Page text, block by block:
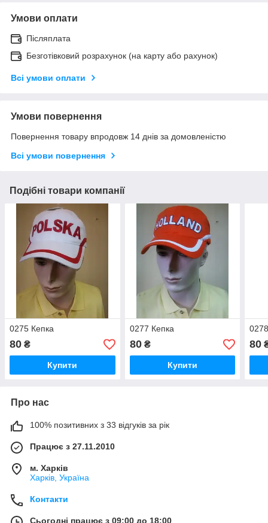
Умови оплати
Післяплата
Безготівковий розрахунок (на карту або рахунок)
Всі умови оплати
Умови повернення
Повернення товару впродовж 14 днів за домовленістю
Всі умови повернення
Подібні товари компанії
0275 Кепка
80 ₴
Купити
0277 Кепка
80₴
Купити
80
Про нас
100% позитивних з 33 відгуків за рік
Працює з 27.11.2010
м. Харків
Харків, Україна
Контакти
Сьогодні працює з 09:00 до 18:00